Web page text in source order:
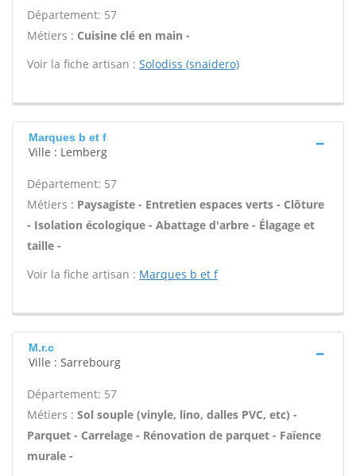
Département: 57
Métiers : Cuisine clé en main -
Voir la fiche artisan : Solodiss (snaidero)
Marques b et f
Ville : Lemberg
Département: 57
Métiers : Paysagiste - Entretien espaces verts - Clôture
- Isolation écologique - Abattage d'arbre - Élagage et
taille -
Voir la fiche artisan : Marques b et f
M.r.c
Ville : Sarrebourg
Département: 57
Métiers : Sol souple (vinyle, lino, dalles PVC, etc) -
Parquet - Carrelage - Rénovation de parquet - Faïence
murale -